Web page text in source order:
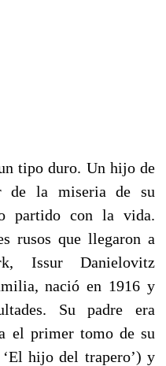
tipo duro. Un hijo de
de la miseria de su
partido con la vida.
rusos que llegaron a
Issur Danielovitz
nació en 1916 y
Su padre era
el primer tomo de su
hijo del trapero’) y